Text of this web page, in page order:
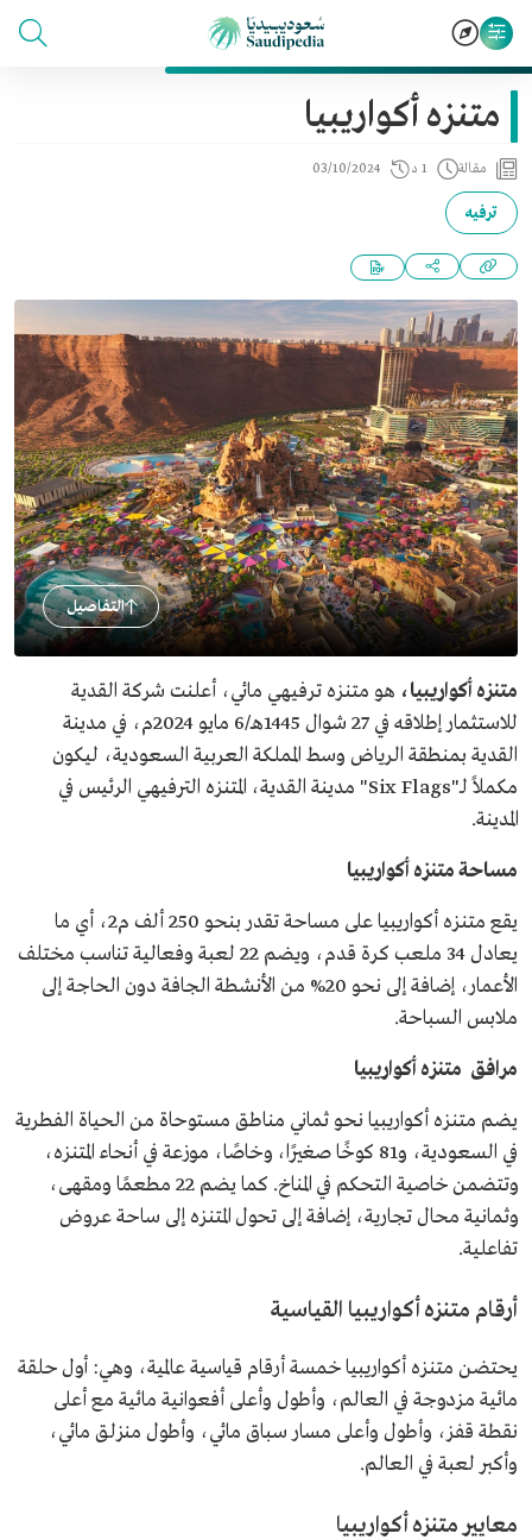
متنزه أكواريبيا
مقالة 1 د 03/10/2024
ترفيه
التفاصيل
متنزه أكواريبيا، هو متنزه ترفيهي مائي، أعلنت شركة القدية
للاستثمار إطلاقه في 27 شوال 1445هـ/6 مايو 2024م، في مدينة
القدية بمنطقة الرياض وسط المملكة العربية السعودية، ليكون
مكملاً لـ"Six Flags" مدينة القدية، المتنزه الترفيهي الرئيس في
المدينة.
مساحة متنزه أكواريبيا
يقع متنزه أكواريبيا على مساحة تقدر بنحو 250 ألف م2، أي ما
يعادل 34 ملعب كرة قدم، ويضم 22 لعبة وفعالية تناسب مختلف
الأعمار، إضافة إلى نحو 20% من الأنشطة الجافة دون الحاجة إلى
ملابس السباحة.
مرافق متنزه أكواريبيا
يضم متنزه أكواريبيا نحو ثماني مناطق مستوحاة من الحياة الفطرية
في السعودية، و81 كوخًا صغيرًا، وخاصًا، موزعة في أنحاء المتنزه،
وتتضمن خاصية التحكم في المناخ. كما يضم 22 مطعمًا ومقهى،
وثمانية محال تجارية، إضافة إلى تحول المتنزه إلى ساحة عروض
تفاعلية.
أرقام متنزه أكواريبيا القياسية
يحتضن متنزه أكواريبيا خمسة أرقام قياسية عالمية، وهي: أول حلقة
مائية مزدوجة في العالم، وأطول وأعلى أفعوانية مائية مع أعلى
نقطة قفز، وأطول وأعلى مسار سباق مائي، وأطول منزلق مائي،
وأكبر لعبة في العالم.
معايير متنزه أكواريبيا